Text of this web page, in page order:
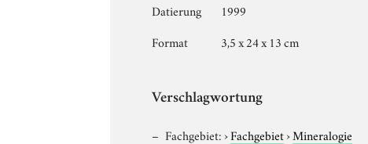
Datierung
1999
Format
3,5 x 24 x 13 cm
Verschlagwortung
Fachgebiet:›Fachgebiet›Mineralogie